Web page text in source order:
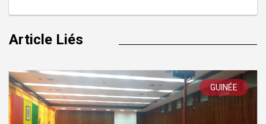
Article Liés
GUINÉE